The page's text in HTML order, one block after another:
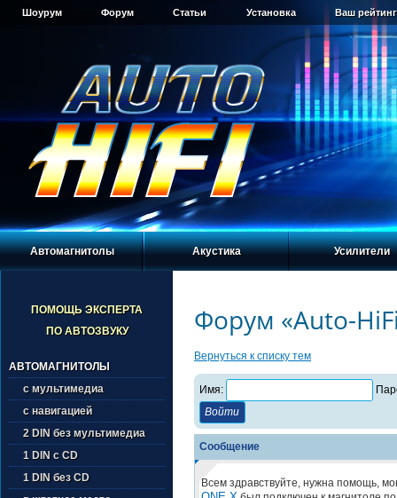
Шоурум Форум Статьи Установка Ваш
Автомагнитолы Акустика Усилители
ПОМОЩЬ ЭКСПЕРТА
ПО АВТОЗВУКУ
АВТОМАГНИТОЛЫ
с мультимедиа
с навигацией
2 DIN без мультимедиа
1 DIN с CD
1 DIN без CD
Форум «Auto-
Вернуться к списку тем
Имя:
Сообщение
Всем здравствуйте, нужна помощь,